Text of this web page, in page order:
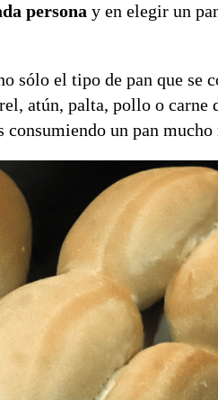
persona y en elegir un
sólo el tipo de pan que se
atún, palta, pollo o
un pan